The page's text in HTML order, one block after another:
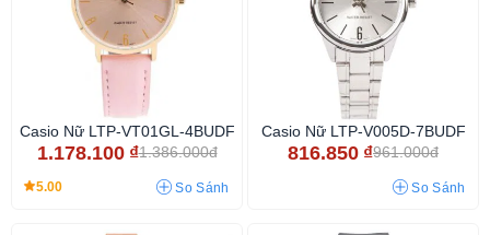
Casio Nữ LTP-VT01GL-4BUDF
1.178.100 ₫1.386.000đ
5.00 So Sánh
Casio Nữ LTP-V005D-7BUDF
816.850 ₫961.000đ
So Sánh